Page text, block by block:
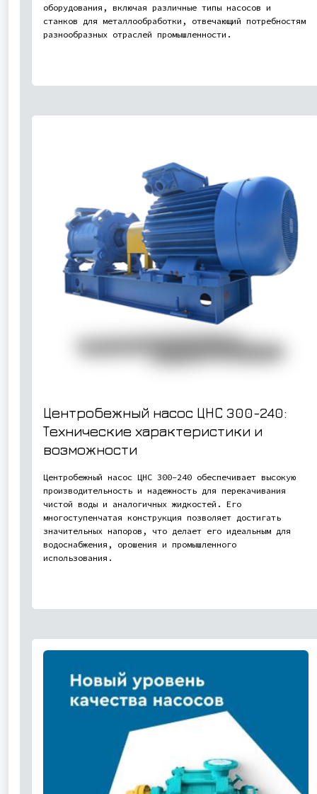
оборудования, включая различные типы насосов и
станков для металлообработки, отвечающий потребностям
разнообразных отраслей промышленности.
Центробежный насос ЦНС 300-240:
Технические характеристики и
возможности
Центробежный насос ЦНС 300-240 обеспечивает высокую
производительность и надежность для перекачивания
чистой воды и аналогичных жидкостей. Его
многоступенчатая конструкция позволяет достигать
значительных напоров, что делает его идеальным для
водоснабжения, орошения и промышленного
использования.